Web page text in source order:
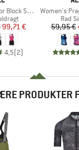
Unitard
pris
99,71 €
4,5(2)
Artikel
Women's Pragma
Rad
59,95 €
PRODUKTER